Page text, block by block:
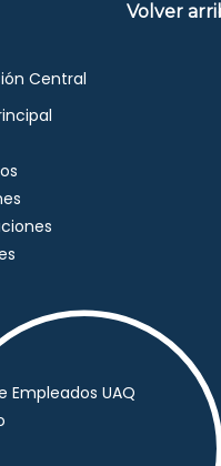
Volver
Central
Empleados UAQ